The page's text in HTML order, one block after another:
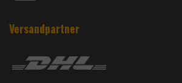
Versandpartner